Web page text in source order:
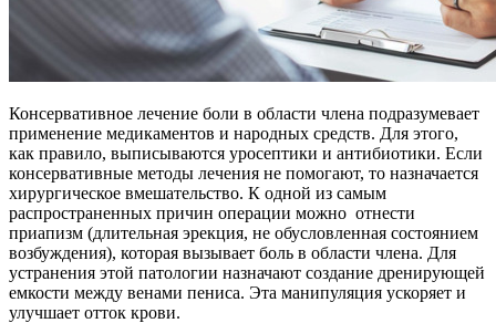
Консервативное лечение боли в области члена подразумевает
применение медикаментов и народных средств. Для этого,
как правило, выписываются уросептики и антибиотики. Если
консервативные методы лечения не помогают, то назначается
хирургическое вмешательство. К одной из самым
распространенных причин операции можно отнести
приапизм (длительная эрекция, не обусловленная состоянием
возбуждения), которая вызывает боль в области члена. Для
устранения этой патологии назначают создание дренирующей
емкости между венами пениса. Эта манипуляция ускоряет и
улучшает отток крови.